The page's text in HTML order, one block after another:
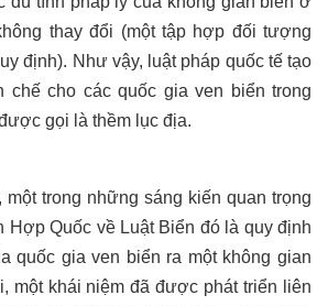
thay đổi (một tập hợp đối tượng
định). Như vậy, luật pháp quốc tế tạo
chế cho các quốc gia ven biển trong
gọi là thềm lục địa.
trong những sáng kiến quan trọng
Hợp Quốc về Luật Biển đó là quy định
quốc gia ven biển ra một không gian
một khái niệm đã được phát triển liên